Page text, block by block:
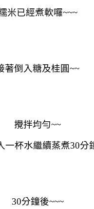
米已經煮軟囉~~~
著倒入糖及桂圓~~
攪拌均勻~~
一杯水繼續蒸煮30分
30分鐘後~~~